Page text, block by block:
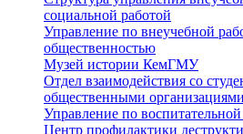
социальной работой
Управление по внеучебной
общественностью
Музей истории КемГМУ
Отдел взаимодействия со
общественными организациями
Управление по
Центр профилактики